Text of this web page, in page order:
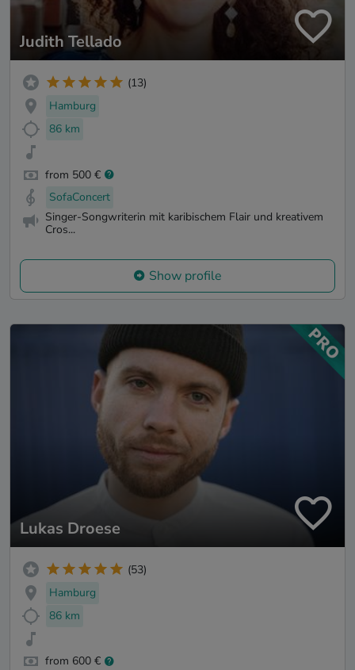
Judith Tellado
(13)
Hamburg
86 km
from 500 €
SofaConcert
Singer-Songwriterin mit karibischem Flair und kreativem
Cros...
Show profile
Lukas Droese
(53)
Hamburg
86 km
from 600 €